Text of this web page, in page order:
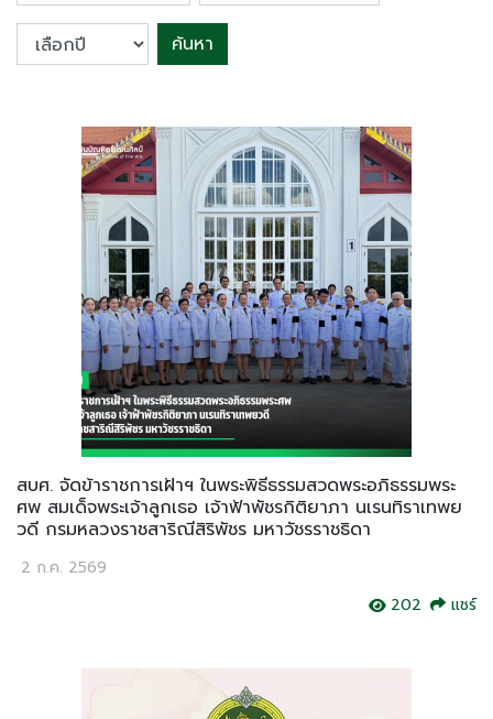
ค้นหา
สบศ. จัดข้าราชการเฝ้าฯ ในพระพิธีธรรมสวดพระอภิธรรมพระ
ศพ สมเด็จพระเจ้าลูกเธอ เจ้าฟ้าพัชรกิติยาภา นเรนทิราเทพย
วดี กรมหลวงราชสาริณีสิริพัชร มหาวัชรราชธิดา
2 ก.ค. 2569
202
แชร์